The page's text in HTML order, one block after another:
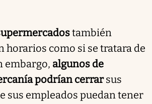
también
horarios como si se tratara de
embargo, algunos de
podrían cerrarsus
sus empleados puedan tener